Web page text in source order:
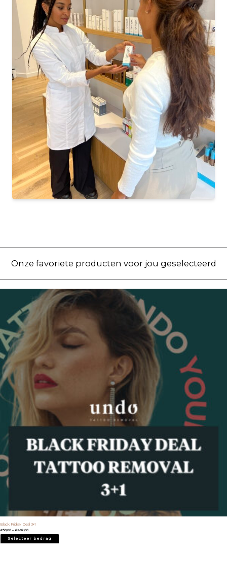
Onze favoriete producten voor jou geselecteerd
Black Friday Deal 3+1
€50,00 –€402,00
Selecteer bedrag